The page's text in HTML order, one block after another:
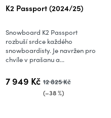
K2 Passport (2024/25)
7 949 Kč 12 825 Kč
(–38 %)
Snowboard K2 Passport
rozbuší srdce každého
snowboardisty. Je navržen pro
chvíle v prašanu a...